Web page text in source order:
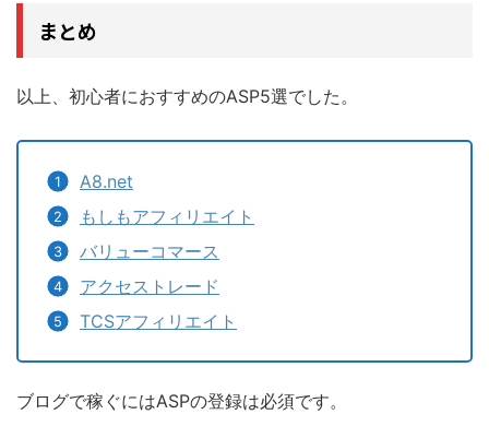
まとめ
以上、初心者におすすめのASP5選でした。
A8.net
もしもアフィリエイト
バリューコマース
アクセストレード
TCSアフィリエイト
ブログで稼ぐにはASPの登録は必須です。